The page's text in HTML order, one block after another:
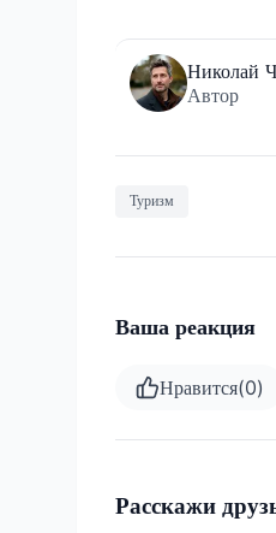
Николай
Автор
Туризм
Ваша реакция
Нравится(0)
Расскажи